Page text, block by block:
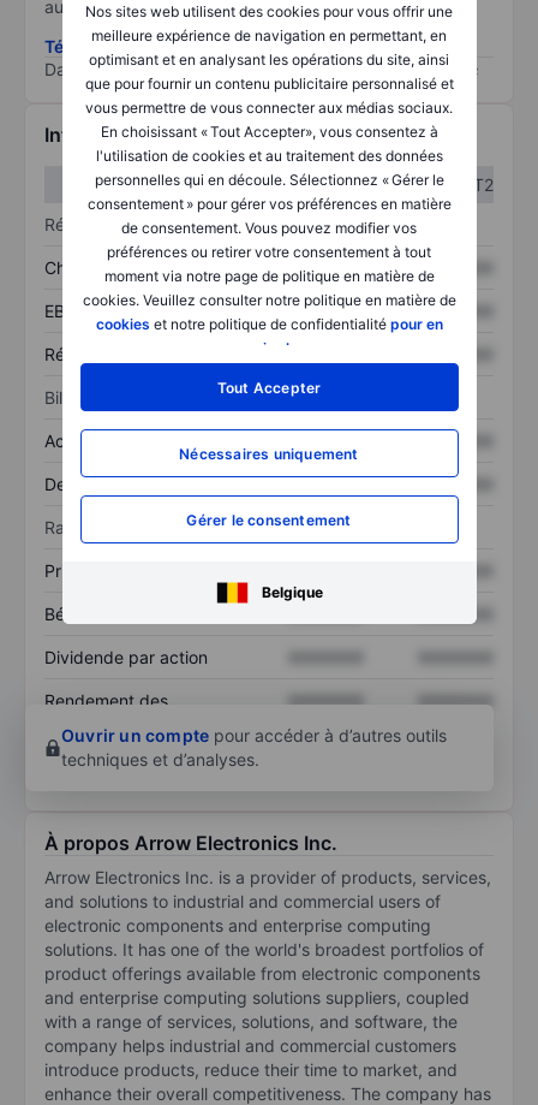
Nos sites web utilisent des cookies pour vous offrir une
meilleure expérience de navigation en permettant, en
optimisant et en analysant les opérations du site, ainsi
que pour fournir un contenu publicitaire personnalisé et
vous permettre de vous connecter aux médias sociaux.
En choisissant « Tout Accepter», vous consentez à
l'utilisation de cookies et au traitement des données
personnelles qui en découle. Sélectionnez « Gérer le
consentement » pour gérer vos préférences en matière
de consentement. Vous pouvez modifier vos
préférences ou retirer votre consentement à tout
moment via notre page de politique en matière de
cookies. Veuillez consulter notre politique en matière de
cookies et notre politique de confidentialité pour en
savoir plus
Tout Accepter
Nécessaires uniquement
Gérer le consentement
Belgique
au risque le plus élevé).
Télécharger la méthodologie ESG (en anglais)
Data provided by
/
Informations financières
T1
T2
Résultats
Chiffre d’affaires XXXXXXX XXXXXXX
EBITDA XXXXXXX XXXXXXX
Résultat net
Bilan
Actif total XXXXXXX
Dette totale XXXXXXX XXXXXXX
Ratios
Prix / ventes
Bénéfice par action
Dividende par action
Rendement des
XXXXXXX
XXXXXXX
Ouvrir un compte pour accéder à d’autres outils
techniques et d’analyses.
À propos Arrow Electronics Inc.
Arrow Electronics Inc. is a provider of products, services,
and solutions to industrial and commercial users of
electronic components and enterprise computing
solutions. It has one of the world's broadest portfolios of
product offerings available from electronic components
and enterprise computing solutions suppliers, coupled
with a range of services, solutions, and software, the
company helps industrial and commercial customers
introduce products, reduce their time to market, and
enhance their overall competitiveness. The company has